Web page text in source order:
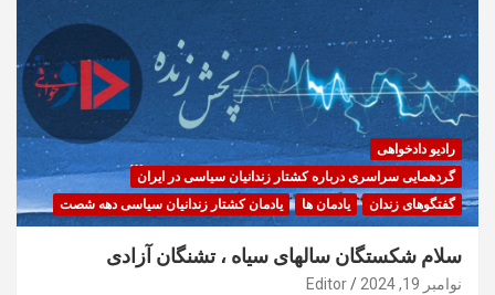
رادیو دادخواهی
گردهمایی سراسری درباره کشتار زندانیان سیاسی در ایران
گفتگوهای زندان
یادمان ها یادمان کشتار زندانیان سیاسی دهه شصت
سلام شکستگان سالهای سیاه ، تشنگان آزادی
نوامبر 19, 2024 Editor